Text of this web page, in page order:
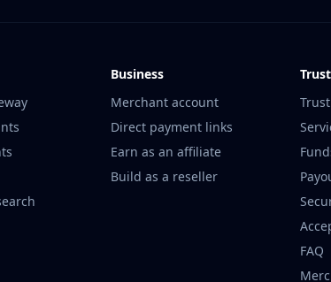
Business
Merchant account
Direct payment links
Earn as an affiliate
Build as a reseller
FAQ